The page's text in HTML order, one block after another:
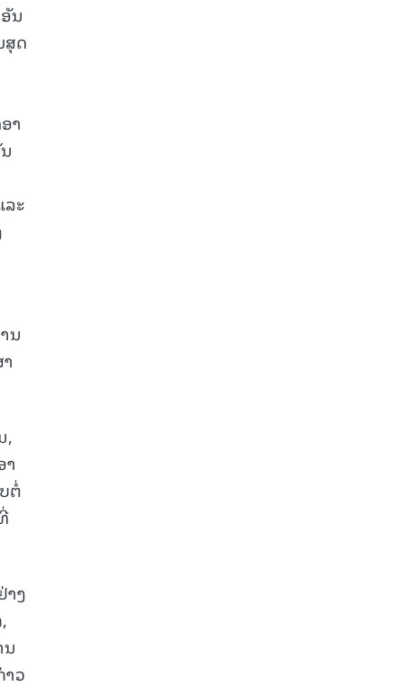
ນ
ສຸດ
າ
ະ
ນ
,
ຕໍ່
າງ
ວ